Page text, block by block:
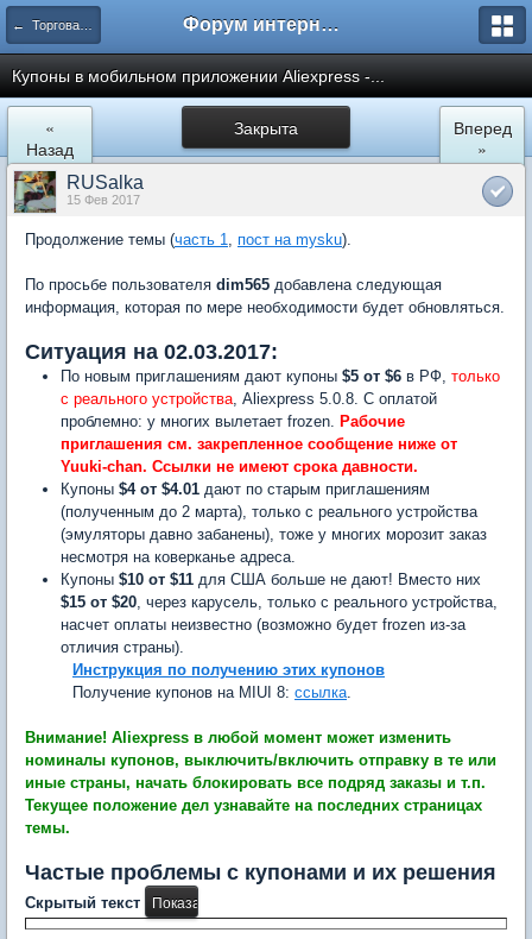
← Торговая площадка AliExpress Форум интернет покупателей
Купоны в мобильном приложении Aliexpress -...
Закрыта
«
Назад
Вперед
»
RUSalka
15 Фев 2017
Продолжение темы (часть 1, пост на mysku).
По просьбе пользователя dim565 добавлена следующая
информация, которая по мере необходимости будет обновляться.
Ситуация на 02.03.2017:
По новым приглашениям дают купоны $5 от $6 в РФ, только
с реального устройства, Aliexpress 5.0.8. С оплатой
проблемно: у многих вылетает frozen. Рабочие
приглашения см. закрепленное сообщение ниже от
Yuuki-chan. Ссылки не имеют срока давности.
Купоны $4 от $4.01 дают по старым приглашениям
(полученным до 2 марта), только с реального устройства
(эмуляторы давно забанены), тоже у многих морозит заказ
несмотря на коверканье адреса.
Купоны $10 от $11 для США больше не дают! Вместо них
$15 от $20, через карусель, только с реального устройства,
насчет оплаты неизвестно (возможно будет frozen из-за
отличия страны).
Инструкция по получению этих купонов
Получение купонов на MIUI 8: ссылка.
Внимание! Aliexpress в любой момент может изменить
номиналы купонов, выключить/включить отправку в те или
иные страны, начать блокировать все подряд заказы и т.п.
Текущее положение дел узнавайте на последних страницах
темы.
Частые проблемы с купонами и их решения
Скрытый текст